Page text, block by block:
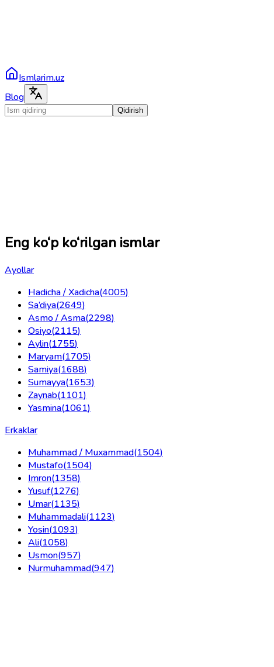
Ismlarim.uz
Blog
Qidirish
Eng ko‘p ko‘rilgan ismlar
Ayollar
Hadicha / Xadicha(4005)
Sa’diya(2649)
Asmo / Asma(2298)
Osiyo(2115)
Aylin(1755)
Maryam(1705)
Samiya(1688)
Sumayya(1653)
Zaynab(1101)
Yasmina(1061)
Erkaklar
Muhammad / Muxammad(1504)
Mustafo(1504)
Imron(1358)
Yusuf(1276)
Umar(1135)
Muhammadali(1123)
Yosin(1093)
Ali(1058)
Usmon(957)
Nurmuhammad(947)